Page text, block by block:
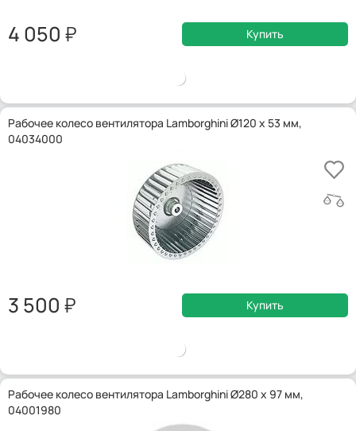
4 050 Купить
Рабочее колесо вентилятора Lamborghini Ø120 x 53 мм,
04034000
3 500 Купить
Рабочее колесо вентилятора Lamborghini Ø280 x 97 мм,
04001980